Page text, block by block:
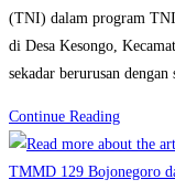
di
Kesongo
(TNI) dalam program
di Desa Kesongo,
sekadar berurusan
Continue ReadingMenyemai
Benih-
Benih